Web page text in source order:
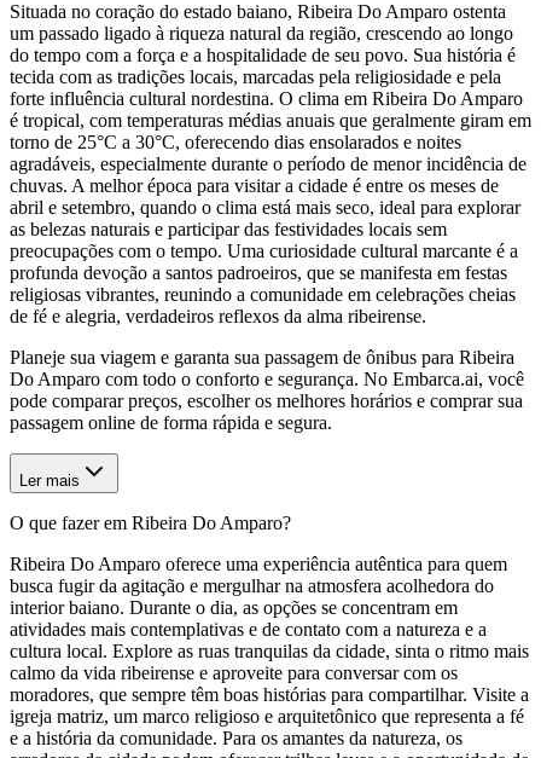
Situada no coração do estado baiano, Ribeira Do Amparo ostenta
um passado ligado à riqueza natural da região, crescendo ao longo
do tempo com a força e a hospitalidade de seu povo. Sua história é
tecida com as tradições locais, marcadas pela religiosidade e pela
forte influência cultural nordestina. O clima em Ribeira Do Amparo
é tropical, com temperaturas médias anuais que geralmente giram em
torno de 25°C a 30°C, oferecendo dias ensolarados e noites
agradáveis, especialmente durante o período de menor incidência de
chuvas. A melhor época para visitar a cidade é entre os meses de
abril e setembro, quando o clima está mais seco, ideal para explorar
as belezas naturais e participar das festividades locais sem
preocupações com o tempo. Uma curiosidade cultural marcante é a
profunda devoção a santos padroeiros, que se manifesta em festas
religiosas vibrantes, reunindo a comunidade em celebrações cheias
de fé e alegria, verdadeiros reflexos da alma ribeirense.
Planeje sua viagem e garanta sua passagem de ônibus para Ribeira
Do Amparo com todo o conforto e segurança. No Embarca.ai, você
pode comparar preços, escolher os melhores horários e comprar sua
passagem online de forma rápida e segura.
Ler mais
O que fazer em Ribeira Do Amparo?
Ribeira Do Amparo oferece uma experiência autêntica para quem
busca fugir da agitação e mergulhar na atmosfera acolhedora do
interior baiano. Durante o dia, as opções se concentram em
atividades mais contemplativas e de contato com a natureza e a
cultura local. Explore as ruas tranquilas da cidade, sinta o ritmo mais
calmo da vida ribeirense e aproveite para conversar com os
moradores, que sempre têm boas histórias para compartilhar. Visite a
igreja matriz, um marco religioso e arquitetônico que representa a fé
e a história da comunidade. Para os amantes da natureza, os